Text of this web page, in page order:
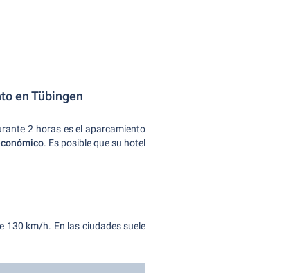
en Tübingen
2 horas es el aparcamiento
. Es posible que su hotel
130 km/h. En las ciudades suele